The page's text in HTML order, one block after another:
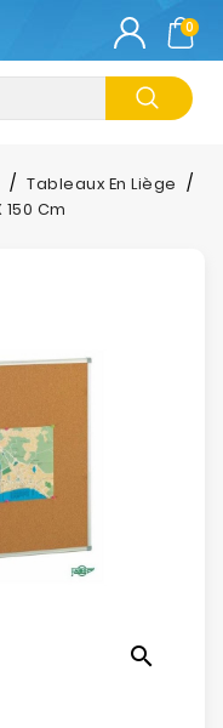
0
Tableaux En Liège
Cm
search